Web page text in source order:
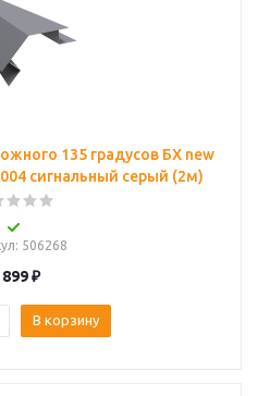
135 градусов БХ new
сигнальный серый (2м)
: 506268
899₽
В корзину